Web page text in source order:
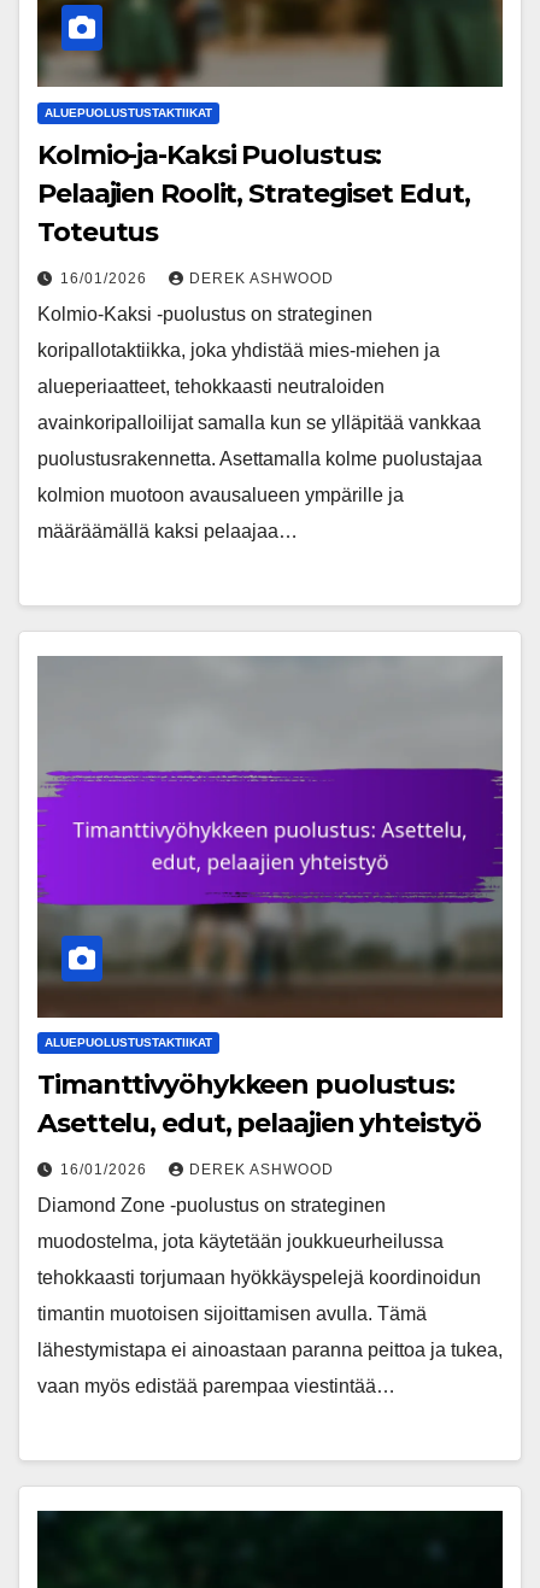
ALUEPUOLUSTUSTAKTIIKAT
Kolmio-ja-Kaksi Puolustus:
Pelaajien Roolit, Strategiset Edut,
Toteutus
16/01/2026 DEREK ASHWOOD
Kolmio-Kaksi -puolustus on strateginen
koripallotaktiikka, joka yhdistää mies-miehen ja
alueperiaatteet, tehokkaasti neutraloiden
avainkoripalloilijat samalla kun se ylläpitää vankkaa
puolustusrakennetta. Asettamalla kolme puolustajaa
kolmion muotoon avausalueen ympärille ja
määräämällä kaksi pelaajaa…
ALUEPUOLUSTUSTAKTIIKAT
Timanttivyöhykkeen puolustus:
Asettelu, edut, pelaajien yhteistyö
16/01/2026 DEREK ASHWOOD
Diamond Zone -puolustus on strateginen
muodostelma, jota käytetään joukkueurheilussa
tehokkaasti torjumaan hyökkäyspelejä koordinoidun
timantin muotoisen sijoittamisen avulla. Tämä
lähestymistapa ei ainoastaan paranna peittoa ja tukea,
vaan myös edistää parempaa viestintää…